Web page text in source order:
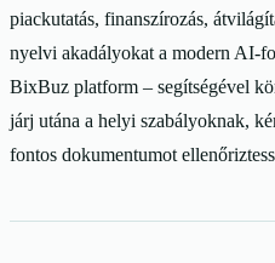
piackutatás, finanszírozás,
nyelvi akadályokat a modern AI-
BixBuz platform – segítségével
járj utána a helyi szabályoknak,
fontos dokumentumot